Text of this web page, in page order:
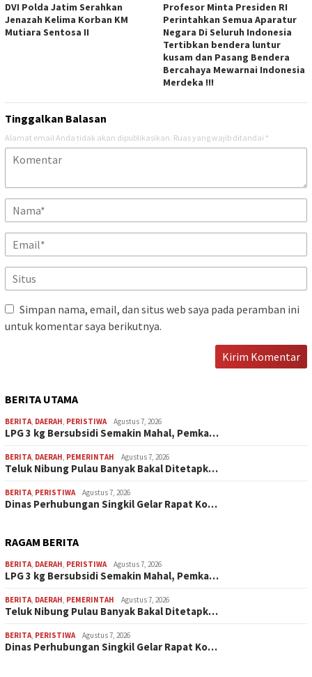
DVI Polda Jatim Serahkan
Jenazah Kelima Korban KM
Mutiara Sentosa II
Profesor Minta Presiden RI
Perintahkan Semua Aparatur
Negara Di Seluruh Indonesia
Tertibkan bendera luntur
kusam dan Pasang Bendera
Bercahaya Mewarnai Indonesia
Merdeka !!!
Tinggalkan Balasan
Alamat email Anda tidak akan dipublikasikan. Ruas yang wajib ditandai *
Simpan nama, email, dan situs web saya pada peramban ini
untuk komentar saya berikutnya.
BERITA UTAMA
BERITA, DAERAH, PERISTIWA Agustus 7, 2026
LPG 3 kg Bersubsidi Semakin Mahal, Pemka…
BERITA, DAERAH, PEMERINTAH Agustus 7, 2026
Teluk Nibung Pulau Banyak Bakal Ditetapk…
BERITA, PERISTIWA Agustus 7, 2026
Dinas Perhubungan Singkil Gelar Rapat Ko…
RAGAM BERITA
BERITA, DAERAH, PERISTIWA Agustus 7, 2026
LPG 3 kg Bersubsidi Semakin Mahal, Pemka…
BERITA, DAERAH, PEMERINTAH Agustus 7, 2026
Teluk Nibung Pulau Banyak Bakal Ditetapk…
BERITA, PERISTIWA Agustus 7, 2026
Dinas Perhubungan Singkil Gelar Rapat Ko…